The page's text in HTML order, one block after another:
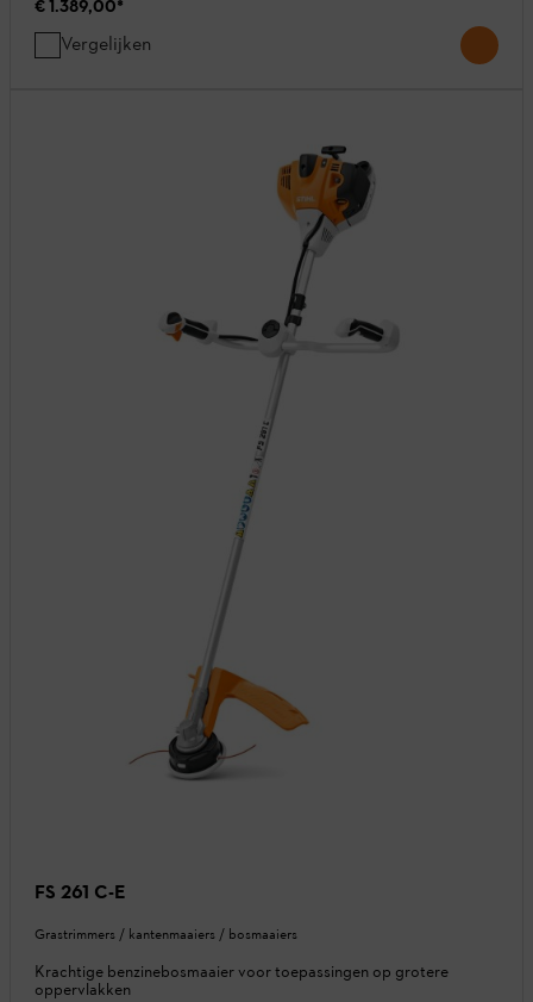
€ 1.389,00*
Vergelijken
FS 261 C-E
Grastrimmers / kantenmaaiers / bosmaaiers
Krachtige benzinebosmaaier voor toepassingen op grotere
oppervlakken